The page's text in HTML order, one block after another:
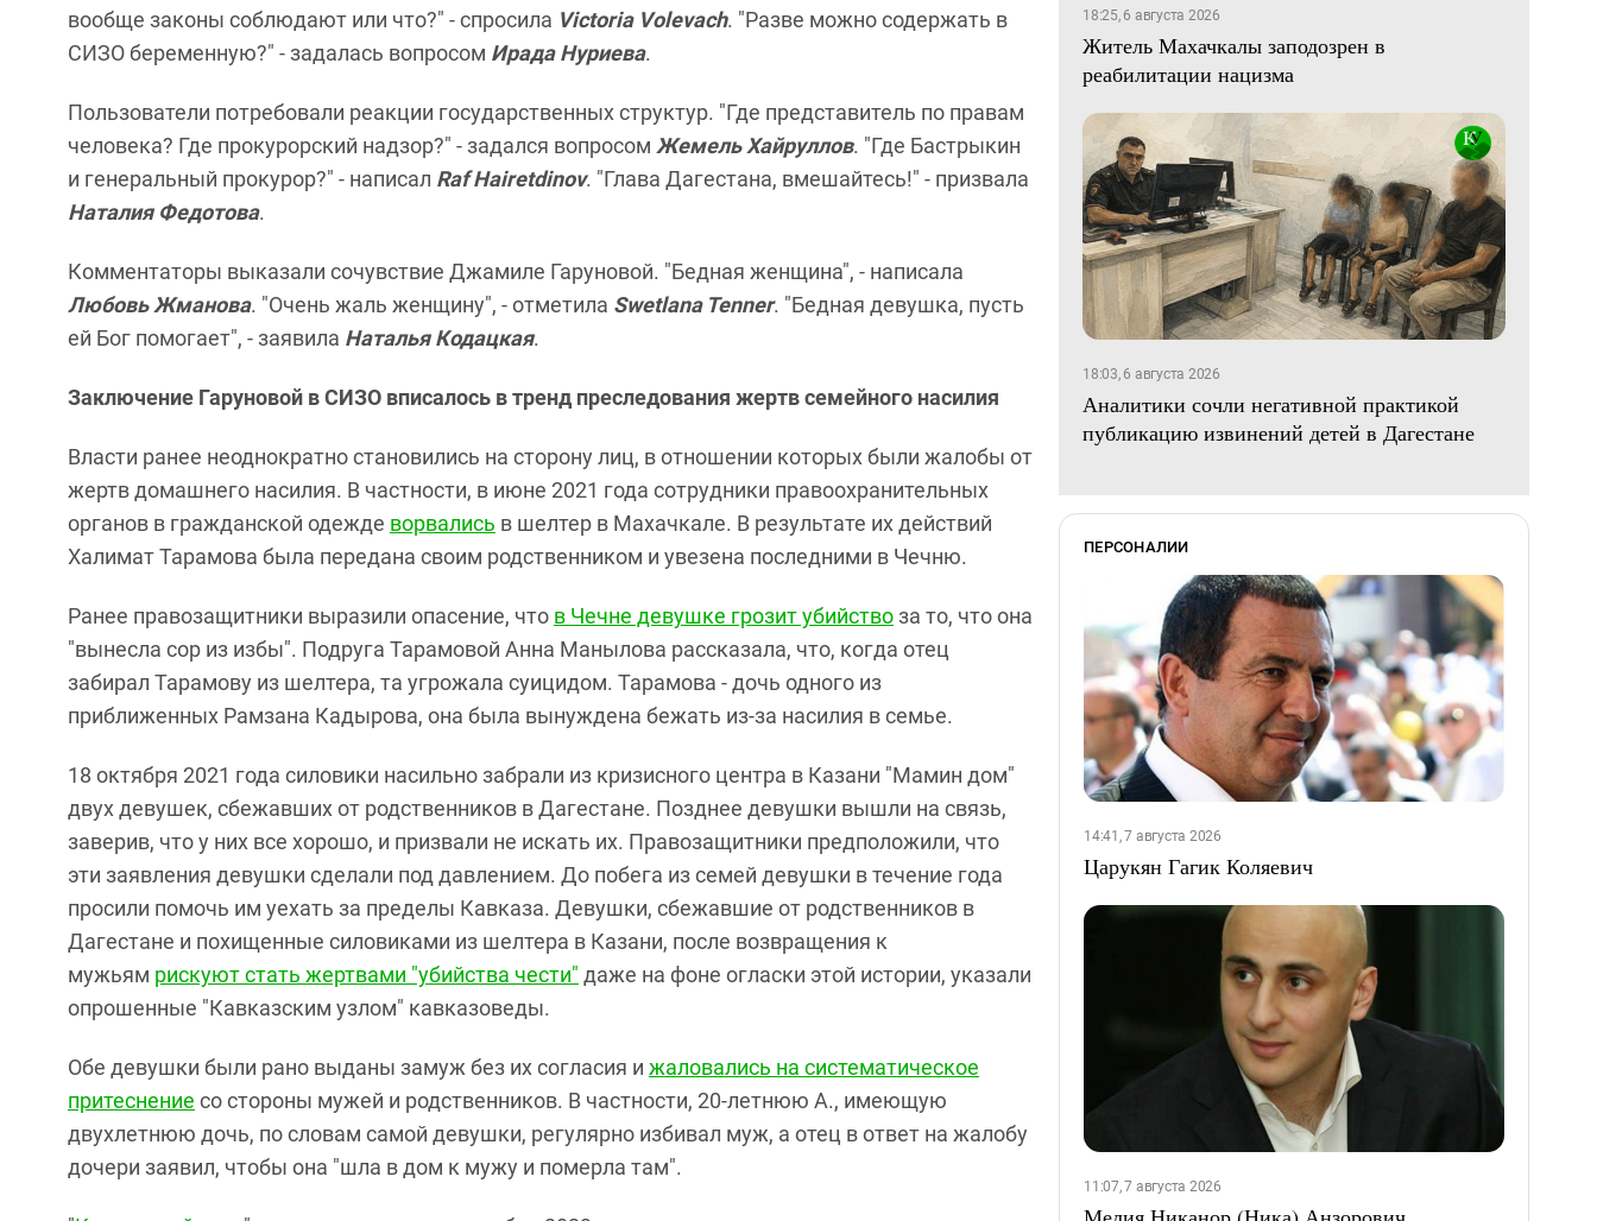
вообще законы соблюдают или что?" - спросила Victoria Volevach. "Разве можно содержать в
СИЗО беременную?" - задалась вопросом Ирада Нуриева.
Пользователи потребовали реакции государственных структур. "Где представитель по правам
человека? Где прокурорский надзор?" - задался вопросом Жемель Хайруллов. "Где Бастрыкин
и генеральный прокурор?" - написал Raf Hairetdinov. "Глава Дагестана, вмешайтесь!" - призвала
Наталия Федотова.
Комментаторы выказали сочувствие Джамиле Гаруновой. "Бедная женщина", - написала
Любовь Жманова. "Очень жаль женщину", - отметила Swetlana Tenner. "Бедная девушка, пусть
ей Бог помогает", - заявила Наталья Кодацкая.
Заключение Гаруновой в СИЗО вписалось в тренд преследования жертв семейного насилия
Власти ранее неоднократно становились на сторону лиц, в отношении которых были жалобы от
жертв домашнего насилия. В частности, в июне 2021 года сотрудники правоохранительных
органов в гражданской одежде ворвались в шелтер в Махачкале. В результате их действий
Халимат Тарамова была передана своим родственником и увезена последними в Чечню.
Ранее правозащитники выразили опасение, что в Чечне девушке грозит убийствоза то, что она
"вынесла сор из избы". Подруга Тарамовой Анна Манылова рассказала, что, когда отец
забирал Тарамову из шелтера, та угрожала суицидом. Тарамова - дочь одного из
приближенных Рамзана Кадырова, она была вынуждена бежать из-за насилия в семье.
18 октября 2021 года силовики насильно забрали из кризисного центра в Казани "Мамин дом"
двух девушек, сбежавших от родственников в Дагестане. Позднее девушки вышли на связь,
заверив, что у них все хорошо, и призвали не искать их. Правозащитники предположили, что
эти заявления девушки сделали под давлением. До побега из семей девушки в течение года
просили помочь им уехать за пределы Кавказа. Девушки, сбежавшие от родственников в
Дагестане и похищенные силовиками из шелтера в Казани, после возвращения к
мужьям рискуют стать жертвами "убийства чести" даже на фоне огласки этой истории, указали
опрошенные "Кавказским узлом" кавказоведы.
Обе девушки были рано выданы замуж без их согласия и жаловались на систематическое
притеснение со стороны мужей и родственников. В частности, 20-летнюю А., имеющую
двухлетнюю дочь, по словам самой девушки, регулярно избивал муж, а отец в ответ на жалобу
дочери заявил, чтобы она "шла в дом к мужу и померла там".
18:25, 6 августа 2026
Житель Махачкалы заподозрен в
реабилитации нацизма
18:03, 6 августа 2026
Аналитики сочли негативной практикой
публикацию извинений детей в Дагестане
ПЕРСОНАЛИИ
14:41, 7 августа 2026
Царукян Гагик Коляевич
11:07, 7 августа 2026